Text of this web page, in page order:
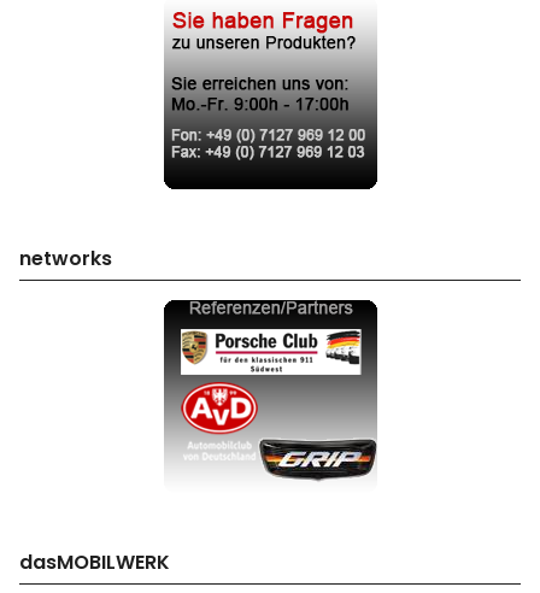
networks
dasMOBILWERK